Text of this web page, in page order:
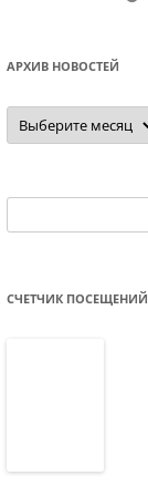
АРХИВ НОВОСТЕЙ
Архив
новостей
СЧЕТЧИК ПОСЕЩЕНИЙ